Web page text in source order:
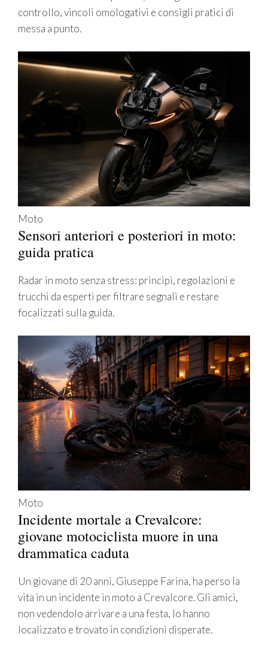
controllo, vincoli omologativi e consigli pratici di
messa a punto.
Moto
Sensori anteriori e posteriori in moto:
guida pratica
Radar in moto senza stress: principi, regolazioni e
trucchi da esperti per filtrare segnali e restare
focalizzati sulla guida.
Moto
Incidente mortale a Crevalcore:
giovane motociclista muore in una
drammatica caduta
Un giovane di 20 anni, Giuseppe Farina, ha perso la
vita in un incidente in moto a Crevalcore. Gli amici,
non vedendolo arrivare a una festa, lo hanno
localizzato e trovato in condizioni disperate.